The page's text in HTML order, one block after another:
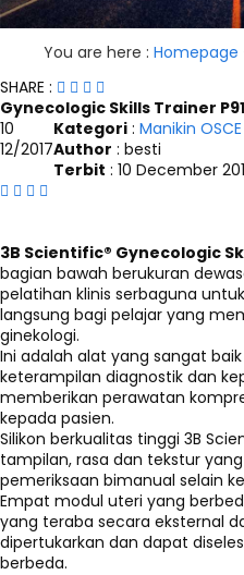
You are here : Homepage
SHARE :
Gynecologic Skills Trainer P91
10
12/2017
Kategori : Manikin OSCE
Author : besti
Terbit : 10 December
3B Scientific® Gynecologic
bagian bawah berukuran
pelatihan klinis serbaguna
langsung bagi pelajar yang
ginekologi.
Ini adalah alat yang sangat
keterampilan diagnostik dan
memberikan perawatan
kepada pasien.
Silikon berkualitas tinggi 3B
tampilan, rasa dan tekstur
pemeriksaan bimanual selain
Empat modul uteri yang
yang teraba secara eksternal
dipertukarkan dan dapat
berbeda.